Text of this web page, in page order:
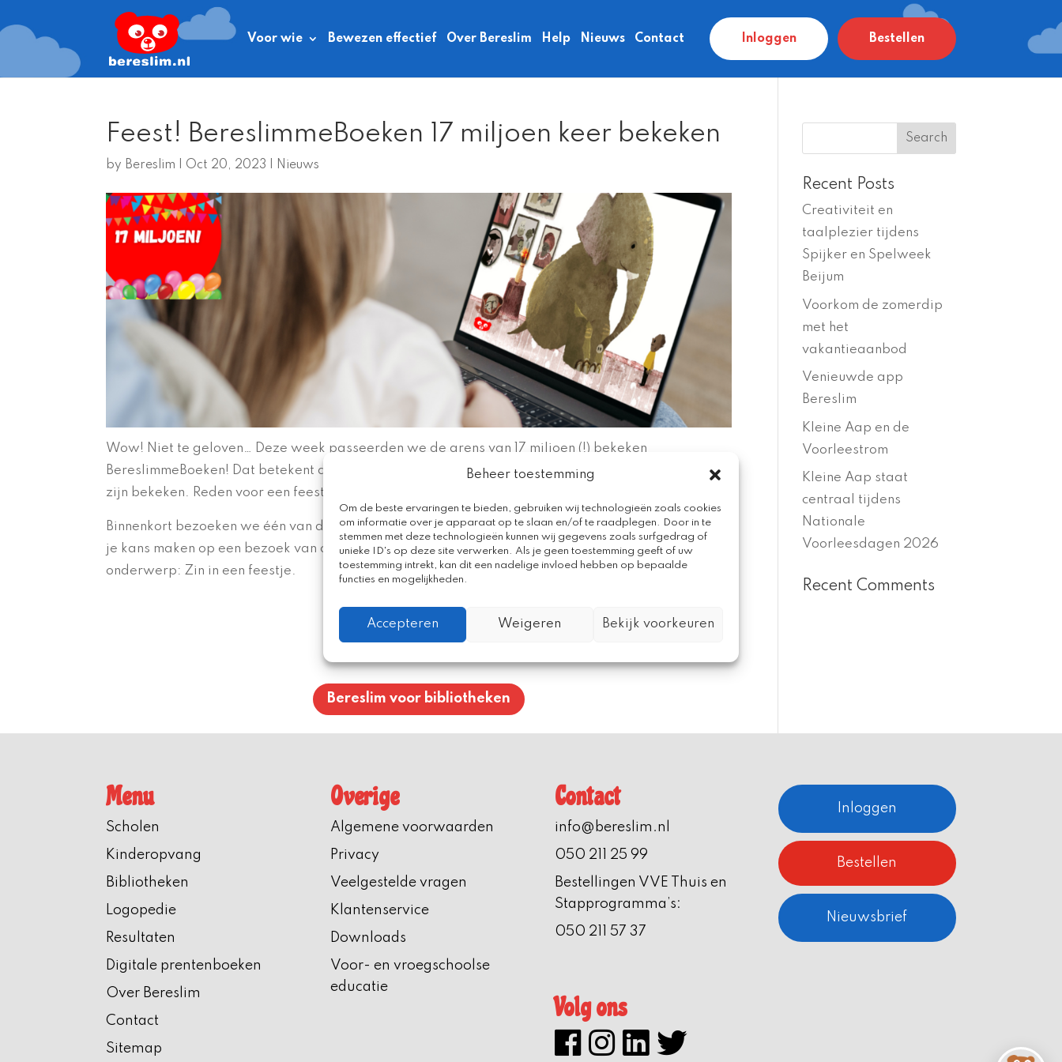
Beheer toestemming
Om de beste ervaringen te bieden, gebruiken wij technologieën zoals cookies
om informatie over je apparaat op te slaan en/of te raadplegen. Door in te
stemmen met deze technologieën kunnen wij gegevens zoals surfgedrag of
unieke ID's op deze site verwerken. Als je geen toestemming geeft of uw
toestemming intrekt, kan dit een nadelige invloed hebben op bepaalde
functies en mogelijkheden.
Accepteren Weigeren Bekijk voorkeuren
Voor wie Bewezen effectief Over Bereslim Help Nieuws Contact Inloggen Bestellen
Feest! BereslimmeBoeken 17 miljoen keer bekeken
by Bereslim Oct 20, 2023 Nieuws
Wow! Niet te geloven… Deze week passeerden we de grens van 17 miljoen (!) bekeken
BereslimmeBoeken! Dat betekent dat de BeresimmeBoekenbinnen acht maanden
één miljoen keer
zijn bekeken. Reden voor een feestje!
Binnenkort bezoeken we één van de bibliotheken met een leuke verrassing voor de jeugdleden. Wil
je kans maken op een bezoek van ons? Stuur dan een mailtje naarinfo@bereslim.nlmet als
onderwerp: Zin in een feestje.
Bereslim voor bibliotheken
Recent Posts
Creativiteit en
taalplezier tijdens
Spijker en Spelweek
Beijum
Voorkom de zomerdip
met het
vakantieaanbod
Venieuwde app
Bereslim
Kleine Aap en de
Voorleestrom
Kleine Aap staat
centraal tijdens
Nationale
Voorleesdagen 2026
Recent Comments
Menu
Scholen
Kinderopvang
Bibliotheken
Logopedie
Resultaten
Digitale prentenboeken
Over Bereslim
Contact
Sitemap
Overige
Algemene voorwaarden
Privacy
Veelgestelde vragen
Klantenservice
Downloads
Voor- en vroegschoolse
educatie
Contact
info@bereslim.nl
050 211 25 99
Bestellingen VVE Thuis en
Stapprogramma’s:
050 211 57 37
Volg ons
Inloggen
Bestellen
Nieuwsbrief